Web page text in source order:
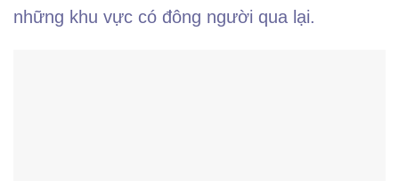
những khu vực có đông người qua lại.